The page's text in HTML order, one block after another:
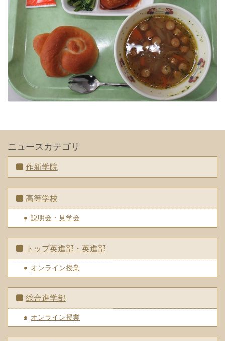
ニュースカテゴリ
作新学院
高等学校
説明会・見学会
トップ英進部・英進部
オンライン授業
総合進学部
オンライン授業